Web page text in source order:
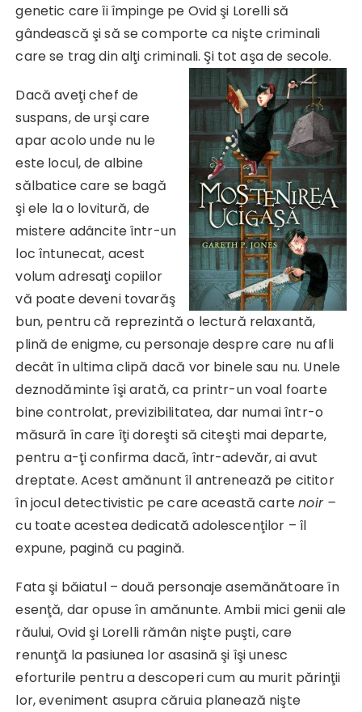
genetic care îi împinge pe Ovid şi Lorelli să
gândească şi să se comporte ca nişte criminali
care se trag din alţi criminali. Şi tot aşa de secole.
Dacă aveţi chef de
suspans, de urşi care
apar acolo unde nu le
este locul, de albine
sălbatice care se bagă
şi ele la o lovitură, de
mistere adâncite într-un
loc întunecat, acest
volum adresaţi copiilor
vă poate deveni tovarăş
bun, pentru că reprezintă o lectură relaxantă,
plină de enigme, cu personaje despre care nu afli
decât în ultima clipă dacă vor binele sau nu. Unele
deznodăminte îşi arată, ca printr-un voal foarte
bine controlat, previzibilitatea, dar numai într-o
măsură în care îţi doreşti să citeşti mai departe,
pentru a-ţi confirma dacă, într-adevăr, ai avut
dreptate. Acest amănunt îl antrenează pe cititor
în jocul detectivistic pe care această cartenoir –
cu toate acestea dedicată adolescenţilor – îl
expune, pagină cu pagină.
Fata şi băiatul – două personaje asemănătoare în
esenţă, dar opuse în amănunte. Ambii mici genii ale
răului, Ovid şi Lorelli rămân nişte puşti, care
renunţă la pasiunea lor asasină şi îşi unesc
eforturile pentru a descoperi cum au murit părinţii
lor, eveniment asupra căruia planează nişte